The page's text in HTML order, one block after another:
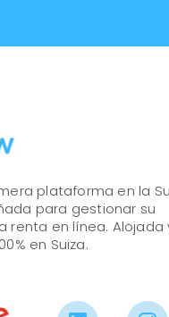
plataforma en la
para gestionar su
renta en línea. Alojada
en Suiza.